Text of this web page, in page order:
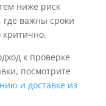
ниже риск
где важны сроки
критично.
к проверке
посмотрите
и доставке из